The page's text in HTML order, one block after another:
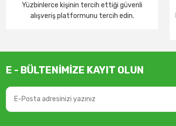
Yüzbinlerce kişinin tercih ettiği güvenli
alışveriş platformunu tercih edin.
E - BÜLTENİMİZE KAYIT OLUN